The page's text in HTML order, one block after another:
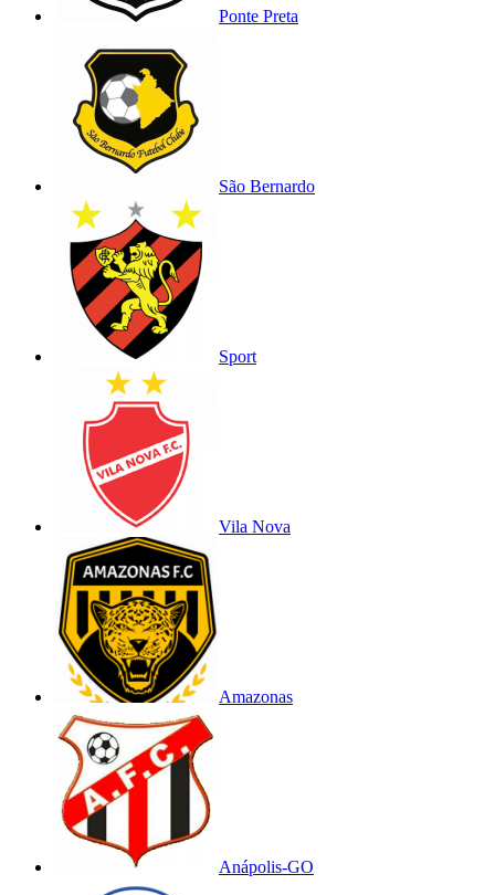
Ponte Preta
São Bernardo
Sport
Vila Nova
Amazonas
Anápolis-GO